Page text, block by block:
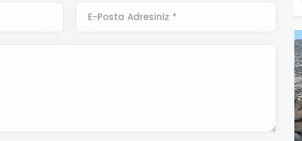
E-Posta Adresiniz *